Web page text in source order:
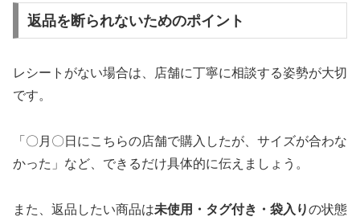
返品を断られないためのポイント
レシートがない場合は、店舗に丁寧に相談する姿勢が大切
です。
「〇月〇日にこちらの店舗で購入したが、サイズが合わな
かった」など、できるだけ具体的に伝えましょう。
また、返品したい商品は未使用・タグ付き・袋入りの状態